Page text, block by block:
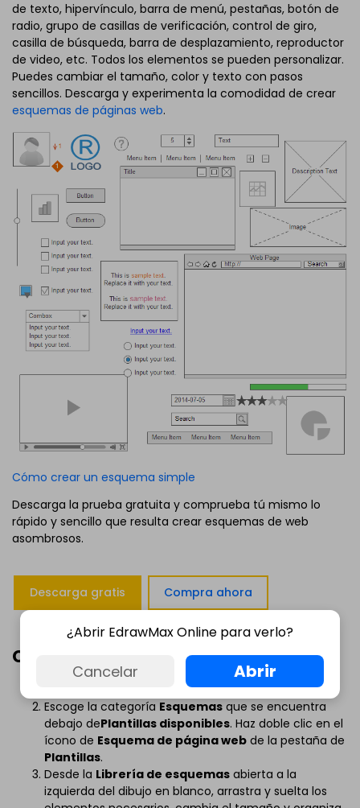
de texto, hipervínculo, barra de menú, pestañas, botón de
radio, grupo de casillas de verificación, control de giro,
casilla de búsqueda, barra de desplazamiento, reproductor
de video, etc. Todos los elementos se pueden personalizar.
Puedes cambiar el tamaño, color y texto con pasos
sencillos. Descarga y experimenta la comodidad de crear
esquemas de páginas web.
Cómo crear un esquema simple
Descarga la prueba gratuita y comprueba tú mismo lo
rápido y sencillo que resulta crear esquemas de web
asombrosos.
Descarga gratis Compra ahora
Cómo crear un esquema web
Escoge la categoría Esquemas que se encuentra
debajo dePlantillas disponibles. Haz doble clic en el
ícono de Esquema de página web de la pestaña de
Plantillas.
Desde la Librería de esquemas abierta a la
izquierda del dibujo en blanco, arrastra y suelta los
¿Abrir EdrawMax Online para verlo?
Cancelar Abrir